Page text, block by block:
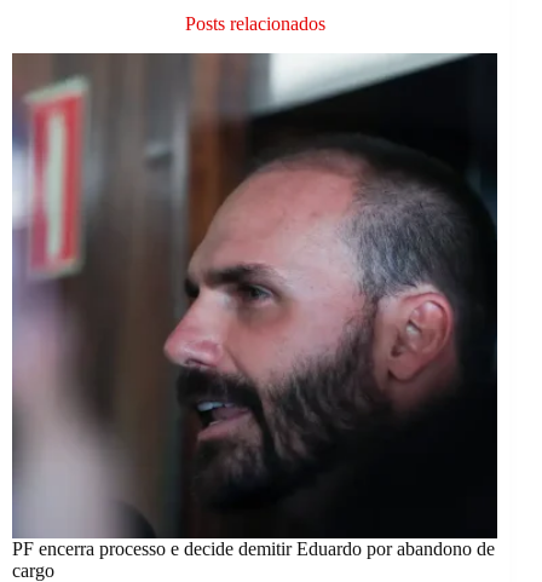
Posts relacionados
PF encerra processo e decide demitir Eduardo por abandono de
cargo